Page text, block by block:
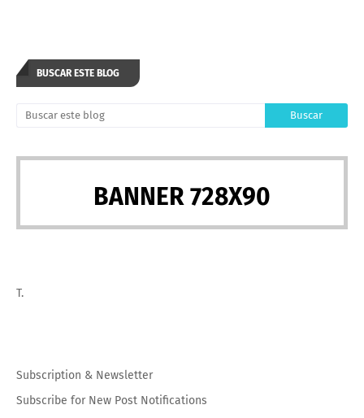
BUSCAR ESTE BLOG
BANNER 728X90
T.
Subscription & Newsletter
Subscribe for New Post Notifications